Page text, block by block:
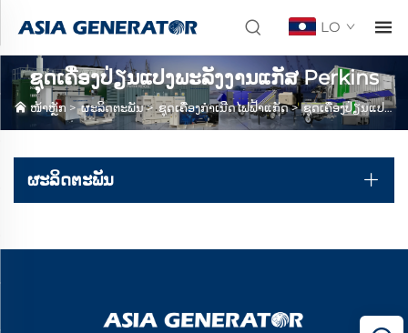
LO
ຊຸດເຄື່ອງປ່ຽນແປງພະລັງງານແກັສ Perkins
ໜ້າຫຼັກ >ຜະລິດຕະພັນ>ຊຸດເຄື່ອງກໍາເນີດໄຟຟ້າແກັດ>ຊຸດເຄື່ອງປ່ຽນແປງພະລັງງານແກັສ Perkins
ຜະລິດຕະພັນ